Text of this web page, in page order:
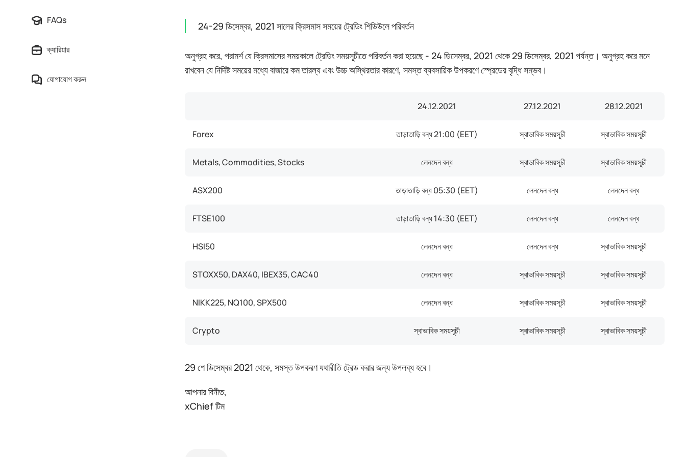
FAQs
ক্যারিয়ার
যোগাযোগ করুন
24-29 ডিসেম্বর, 2021 সালের ক্রিসমাস সময়ের ট্রেডিং শিডিউলে পরিবর্তন
অনুগ্রহ করে, পরামর্শ যে ক্রিসমাসের সময়কালে ট্রেডিং সময়সূচীতে পরিবর্তন করা হয়েছে - 24 ডিসেম্বর, 2021 থেকে 29 ডিসেম্বর, 2021 পর্যন্ত। অনুগ্রহ করে মনে
রাখবেন যে নির্দিষ্ট সময়ের মধ্যে বাজারে কম তারল্য এবং উচ্চ অস্থিরতার কারণে, সমস্ত ব্যবসায়িক উপকরণে স্প্রেডের বৃদ্ধি সম্ভব।
24.12.2021 27.12.2021 28.12.2021
Forex তাড়াতাড়ি বন্ধ21:00 (EET) স্বাভাবিক সময়সূচী স্বাভাবিক সময়সূচী
Metals, Commodities, Stocks লেনদেন বন্ধ স্বাভাবিক সময়সূচী স্বাভাবিক সময়সূচী
ASX200 তাড়াতাড়ি বন্ধ05:30 (EET) লেনদেন বন্ধ লেনদেন বন্ধ
FTSE100 তাড়াতাড়ি বন্ধ14:30 (EET) লেনদেন বন্ধ লেনদেন বন্ধ
HSI50 লেনদেন বন্ধ লেনদেন বন্ধ স্বাভাবিক সময়সূচী
STOXX50, DAX40, IBEX35, CAC40 লেনদেন বন্ধ স্বাভাবিক সময়সূচী স্বাভাবিক সময়সূচী
NIKK225, NQ100, SPX500 লেনদেন বন্ধ স্বাভাবিক সময়সূচী স্বাভাবিক সময়সূচী
Crypto স্বাভাবিক সময়সূচী স্বাভাবিক সময়সূচী স্বাভাবিক সময়সূচী
29 শে ডিসেম্বর 2021 থেকে, সমস্ত উপকরণ যথারীতি ট্রেড করার জন্য উপলব্ধ হবে।
আপনার বিনীত,
xChief টিম